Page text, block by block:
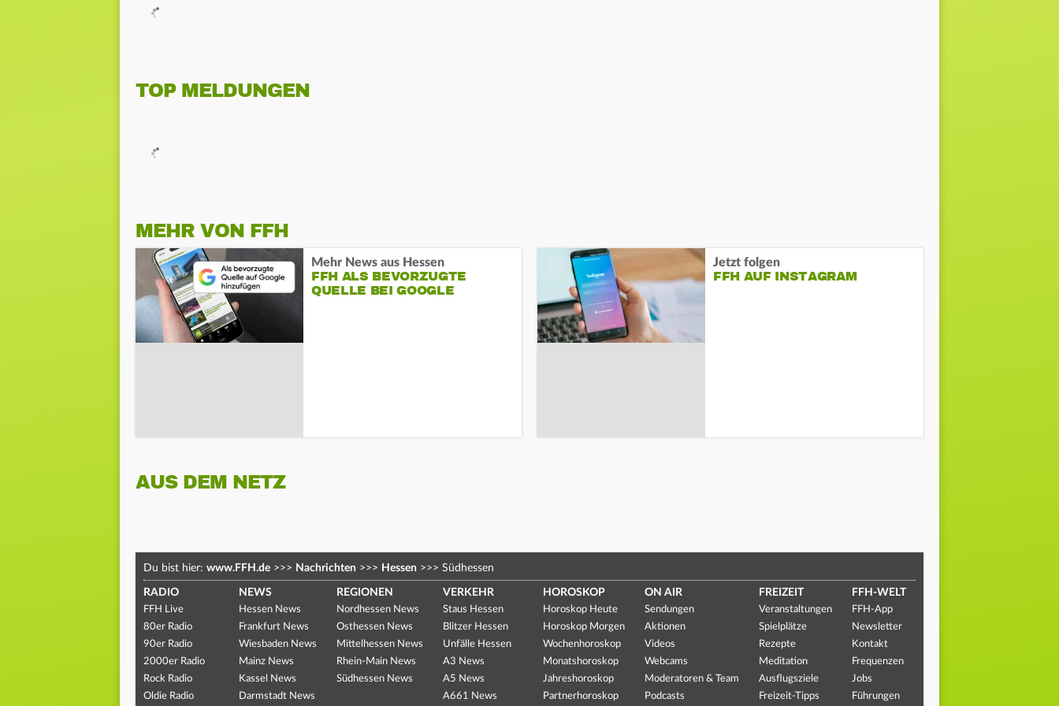
TOP MELDUNGEN
MEHR VON FFH
Mehr News aus Hessen
FFH ALS BEVORZUGTE
QUELLE BEI GOOGLE
Jetzt folgen
FFH AUF INSTAGRAM
AUS DEM NETZ
Du bist hier: www.FFH.de >>> Nachrichten >>> Hessen >>> Südhessen
RADIO
FFH Live
80er Radio
90er Radio
2000er Radio
Rock Radio
Oldie Radio
NEWS
Hessen News
Frankfurt News
Wiesbaden News
Mainz News
Kassel News
Darmstadt News
REGIONEN
Nordhessen News
Osthessen News
Mittelhessen News
Rhein-Main News
Südhessen News
VERKEHR
Staus Hessen
Blitzer Hessen
Unfälle Hessen
A3 News
A5 News
A661 News
HOROSKOP
Horoskop Heute
Horoskop Morgen
Wochenhoroskop
Monatshoroskop
Jahreshoroskop
Partnerhoroskop
ON AIR
Sendungen
Aktionen
Videos
Webcams
Moderatoren & Team
Podcasts
FREIZEIT
Veranstaltungen
Spielplätze
Rezepte
Meditation
Ausflugsziele
Freizeit-Tipps
FFH-WELT
FFH-App
Newsletter
Kontakt
Frequenzen
Jobs
Führungen